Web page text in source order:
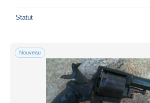
Statut
Nouveau